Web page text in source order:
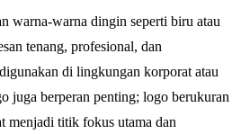
warna-warna dingin seperti biru atau
tenang, profesional, dan
di lingkungan korporat atau
juga berperan penting; logo berukuran
menjadi titik fokus utama dan